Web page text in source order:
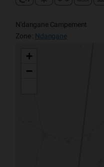
N'dangane Campement
Zone : Ndangane
+
−